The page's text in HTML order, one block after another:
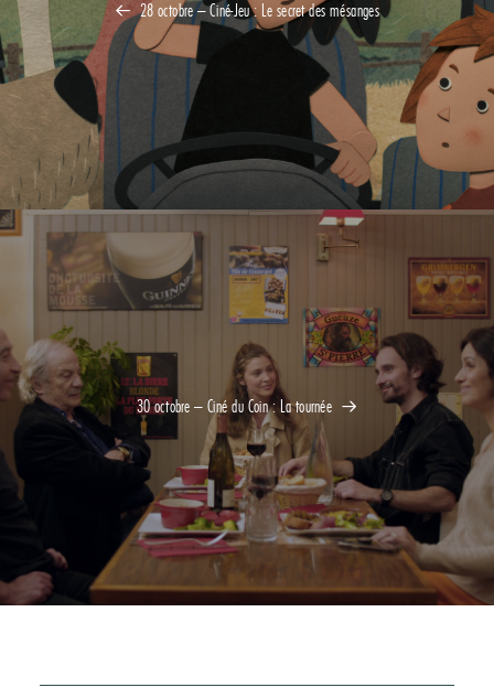
28 octobre – Ciné-Jeu : Le secret des mésanges
30 octobre – Ciné du Coin : La tournée